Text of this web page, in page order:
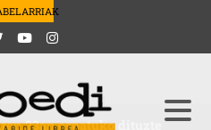
23an ospatuko dituzte